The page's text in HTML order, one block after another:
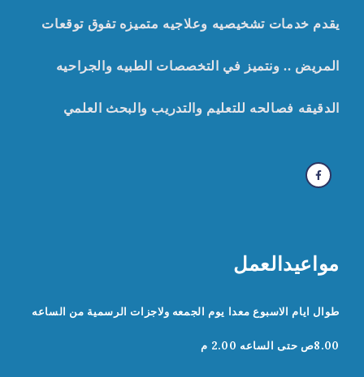
يقدم خدمات تشخيصيه وعلاجيه متميزه تفوق توقعات
المريض .. ونتميز في التخصصات الطبيه والجراحيه
الدقيقه فصالحه للتعليم والتدريب والبحث العلمي
مواعيدالعمل
طوال ايام الاسبوع معدا يوم الجمعه ولاجزات الرسمية من الساعه
8.00ص حتى الساعه 2.00 م